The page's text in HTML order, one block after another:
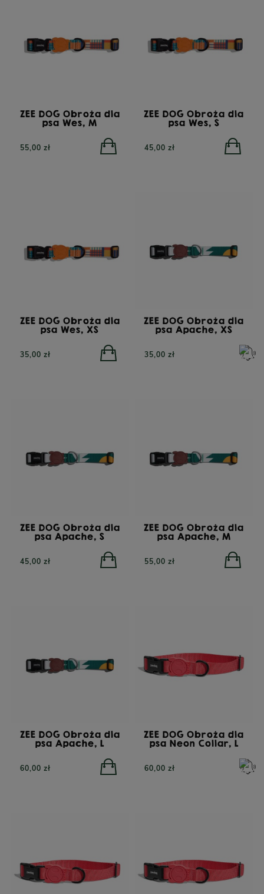
ZEE DOG Obroża dla
psa Wes, M
55,00 zł
ZEE DOG Obroża dla
psa Wes, S
45,00 zł
ZEE DOG Obroża dla
psa Wes, XS
35,00 zł
ZEE DOG Obroża dla
psa Apache, XS
35,00 zł
ZEE DOG Obroża dla
psa Apache, S
45,00 zł
ZEE DOG Obroża dla
psa Apache, M
55,00 zł
ZEE DOG Obroża dla
psa Apache, L
60,00 zł
ZEE DOG Obroża dla
psa Neon Collar, L
60,00 zł